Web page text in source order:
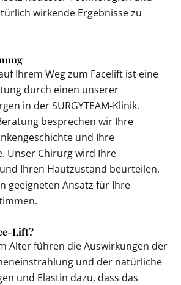
wirkende Ergebnisse zu
Ihrem Weg zum Facelift ist eine
durch einen unserer
in der SURGYTEAM-Klinik.
besprechen wir Ihre
und Ihre
Unser Chirurg wird Ihre
Ihren Hautzustand beurteilen,
geeigneten Ansatz für Ihre
Lift?
Alter führen die Auswirkungen der
und der natürliche
und Elastin dazu, dass das